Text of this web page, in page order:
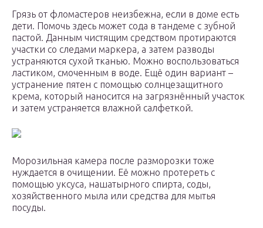
Грязь от фломастеров неизбежна, если в доме есть
дети. Помочь здесь может сода в тандеме с зубной
пастой. Данным чистящим средством протираются
участки со следами маркера, а затем разводы
устраняются сухой тканью. Можно воспользоваться
ластиком, смоченным в воде. Ещё один вариант –
устранение пятен с помощью солнцезащитного
крема, который наносится на загрязнённый участок
и затем устраняется влажной салфеткой.
Морозильная камера после разморозки тоже
нуждается в очищении. Её можно протереть с
помощью уксуса, нашатырного спирта, соды,
хозяйственного мыла или средства для мытья
посуды.